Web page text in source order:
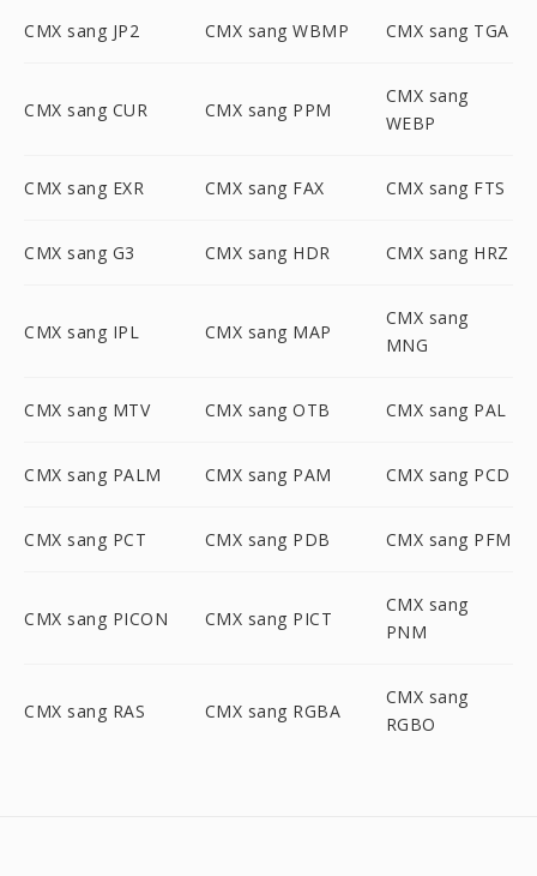
CMX sang JP2 CMX sang WBMP CMX sang TGA
CMX sang CUR CMX sang PPM
CMX sang
WEBP
CMX sang EXR CMX sang FAX CMX sang FTS
CMX sang G3 CMX sang HDR CMX sang HRZ
CMX sang IPL CMX sang MAP
CMX sang
MNG
CMX sang MTV CMX sang OTB CMX sang PAL
CMX sang PALM CMX sang PAM CMX sang PCD
CMX sang PCT CMX sang PDB CMX sang PFM
CMX sang PICON CMX sang PICT
CMX sang
PNM
CMX sang RAS CMX sang RGBA
CMX sang
RGBO